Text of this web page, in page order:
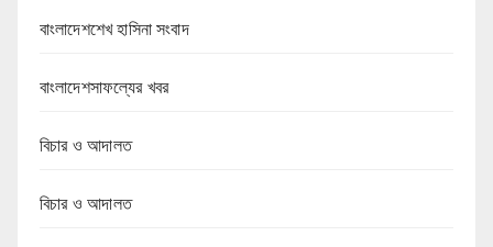
বাংলাদেশশেখ হাসিনা সংবাদ
বাংলাদেশসাফল্যের খবর
বিচার ও আদালত
বিচার ও আদালত